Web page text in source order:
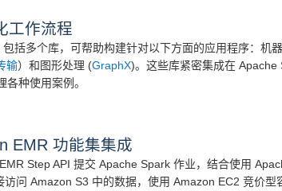
工作流程
括多个库，可帮助构建针对以下方面的应用程序：机
输）和图形处理 (GraphX)。这些库紧密集成在 Apache
各种使用案例。
EMR 功能集集成
Step API 提交 Apache Spark 作业，结合使用
访问 Amazon S3 中的数据，使用 Amazon EC2 竞价型